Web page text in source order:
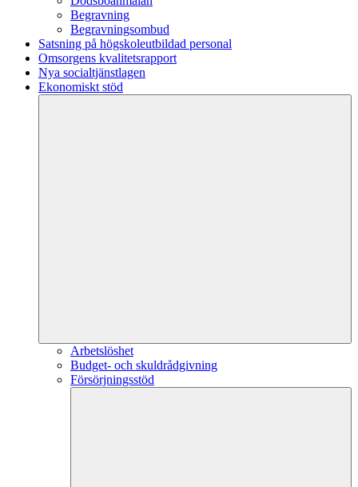
Begravning
Begravningsombud
Satsning på högskoleutbildad personal
Omsorgens kvalitetsrapport
Nya socialtjänstlagen
Ekonomiskt stöd
Arbetslöshet
Budget- och skuldrådgivning
Försörjningsstöd